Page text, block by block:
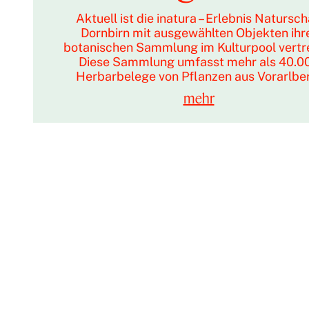
Aktuell ist die inatura – Erlebnis
Dornbirn mit ausgewählten Objekten
botanischen Sammlung im Kulturpool
Diese Sammlung umfasst mehr als
Herbarbelege von Pflanzen aus
mehr